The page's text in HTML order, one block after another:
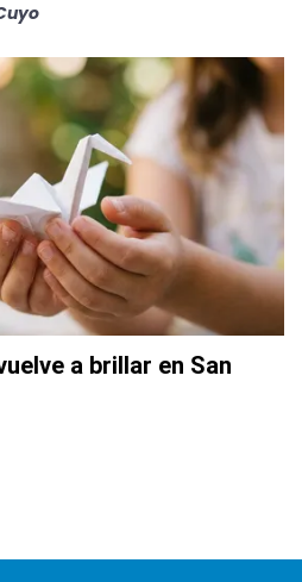
a brillar en San